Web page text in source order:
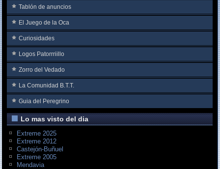
Tablón de anuncios
El Juego de la Oca
Curiosidades
Logos Patorrriillo
Zorro del Vedado
La Comunidad B.T.T.
Guia del Peregrino
Lo mas visto del dia
Extreme 2025
Extreme 2012
Castejón-Buñuel
Extreme 2005
Mendavia